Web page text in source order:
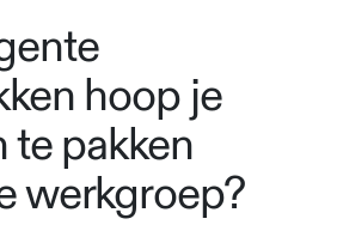
hoop je
te pakken
werkgroep?